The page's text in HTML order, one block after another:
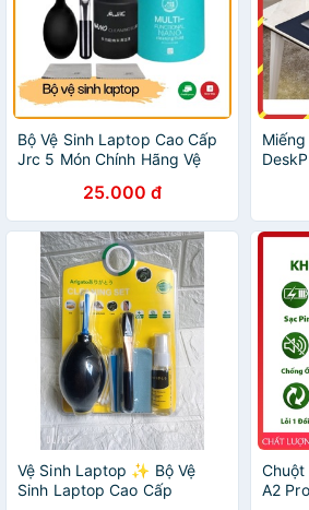
Bộ Vệ Sinh Laptop Cao Cấp
Jrc 5 Món Chính Hãng Vệ
Máy Ảnh, Màn Hình Máy
Tính
25.000 đ
Cao
Vệ Sinh Laptop ✨ Bộ Vệ
Sinh Laptop Cao Cấp
Chuột
A2